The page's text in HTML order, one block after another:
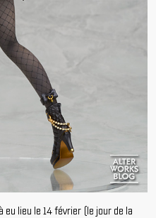
lieu le 14 février (le jour de la